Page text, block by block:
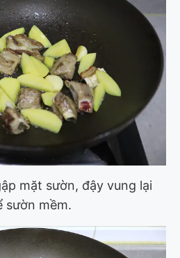
mặt sườn, đậy vung lại
sườn mềm.